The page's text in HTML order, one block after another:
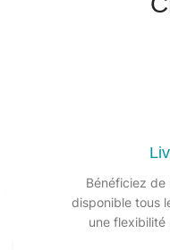
Bénéficiez de
disponible tous
une flexibilité